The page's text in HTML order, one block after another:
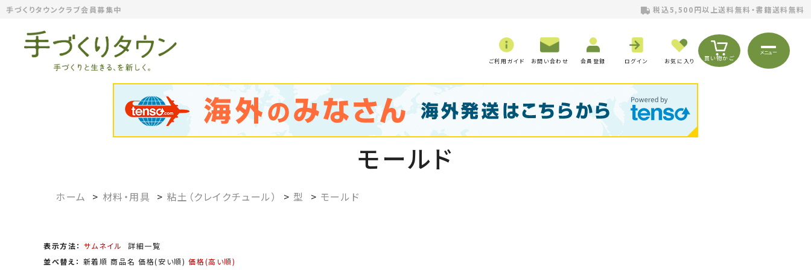
手づくりタウンクラブ会員募集中 税込5,500円以上送料無料・書籍送料無料
ご利用ガイド お問い合わせ 会員登録 ログイン お気に入り 買い物かご
メニュー
モールド
ホーム > 材料・用具 > 粘土（クレイクチュール） > 型 > モールド
表示方法： サムネイル
詳細一覧
並べ替え： 新着順 商品名 価格(安い順) 価格(高い順)